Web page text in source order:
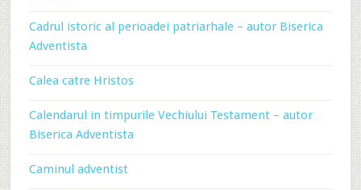
Cadrul istoric al perioadei patriarhale – autor Biserica
Adventista
Calea catre Hristos
Calendarul in timpurile Vechiului Testament – autor
Biserica Adventista
Caminul adventist